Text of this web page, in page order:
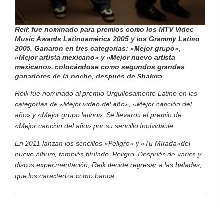
Reik fue nominado para premios como los MTV Video
Music Awards Latinoamérica 2005 y los Grammy Latino
2005. Ganaron en tres categorías: «Mejor grupo»,
«Mejor artista mexicano» y «Mejor nuevo artista
mexicano», colocándose como segundos grandes
ganadores de la noche, después de Shakira.
Reik fue nominado al premio Orgullosamente Latino en las
categorías de «Mejor video del año», «Mejor canción del
año» y «Mejor grupo latino». Se llevaron el premio de
«Mejor canción del año» por su sencillo Inolvidable.
En 2011 lanzan los sencillos «Peligro» y «Tu MIrada»del
nuevo álbum, también titulado: Peligro. Después de varios y
discos experimentación, Reik decide regresar a las baladas,
que los caracteriza como banda.